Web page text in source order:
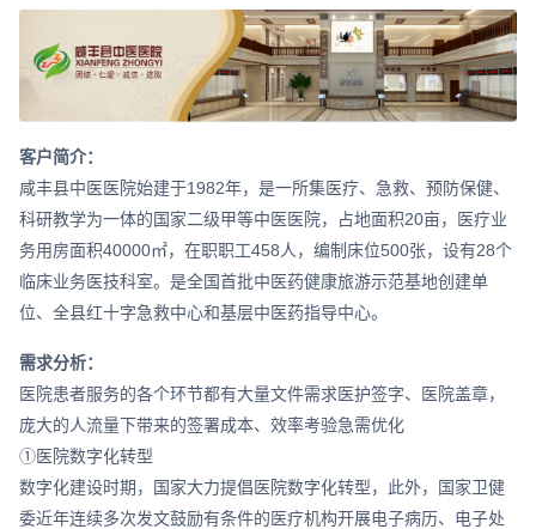
客户简介：
咸丰县中医医院始建于1982年，是一所集医疗、急救、预防保健、
科研教学为一体的国家二级甲等中医医院，占地面积20亩，医疗业
务用房面积40000㎡，在职职工458人，编制床位500张，设有28个
临床业务医技科室。是全国首批中医药健康旅游示范基地创建单
位、全县红十字急救中心和基层中医药指导中心。
需求分析：
医院患者服务的各个环节都有大量文件需求医护签字、医院盖章，
庞大的人流量下带来的签署成本、效率考验急需优化
①医院数字化转型
数字化建设时期，国家大力提倡医院数字化转型，此外，国家卫健
委近年连续多次发文鼓励有条件的医疗机构开展电子病历、电子处